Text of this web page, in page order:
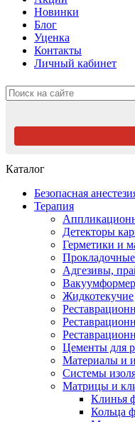
Новинки
Блог
Уценка
Контакты
Личный кабинет
Каталог
Безопасная
Терапия
Детекторы
Герметики и
Адгезивы,
Жидкотекучие
Цементы для
Материалы и
Системы
Матрицы и
Клинья
Кольца